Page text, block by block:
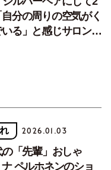
分の周りの空気がく
る」と感じサロンで
2026.01.03
の「先輩」おしゃ
ペルホネンのショ